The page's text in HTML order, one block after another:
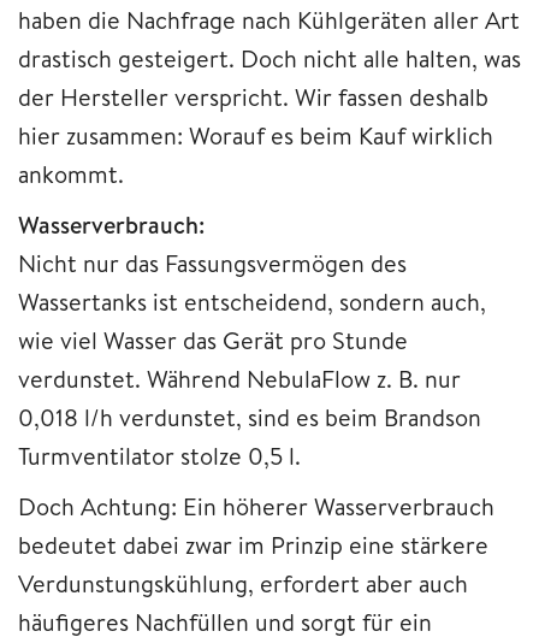
haben die Nachfrage nach Kühlgeräten aller Art
drastisch gesteigert. Doch nicht alle halten, was
der Hersteller verspricht. Wir fassen deshalb
hier zusammen: Worauf es beim Kauf wirklich
ankommt.
Wasserverbrauch:
Nicht nur das Fassungsvermögen des
Wassertanks ist entscheidend, sondern auch,
wie viel Wasser das Gerät pro Stunde
verdunstet. Während NebulaFlow z. B. nur
0,018 l/h verdunstet, sind es beim Brandson
Turmventilator stolze 0,5 l.
Doch Achtung: Ein höherer Wasserverbrauch
bedeutet dabei zwar im Prinzip eine stärkere
Verdunstungskühlung, erfordert aber auch
häufigeres Nachfüllen und sorgt für ein